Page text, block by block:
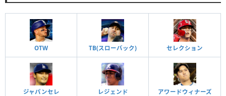
OTW TB(スローバック) セレクション
ジャパンセレ レジェンド アワードウィナーズ